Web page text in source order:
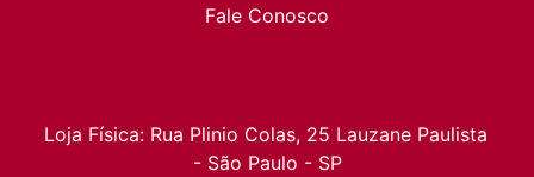
Fale Conosco
Loja Física: Rua Plinio Colas, 25 Lauzane Paulista
- São Paulo - SP